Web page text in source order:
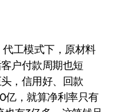
工模式下，原材料
户付款周期也短
，信用好、回款
亿，就算净利率只有